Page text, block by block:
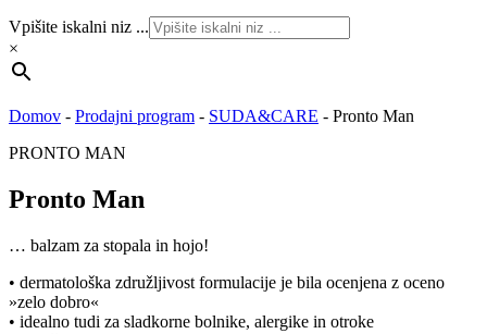
Vpišite iskalni niz ...
×
Domov - Prodajni program - SUDA&CARE - Pronto Man
PRONTO MAN
Pronto Man
… balzam za stopala in hojo!
• dermatološka združljivost formulacije je bila ocenjena z oceno
»zelo dobro«
• idealno tudi za sladkorne bolnike, alergike in otroke